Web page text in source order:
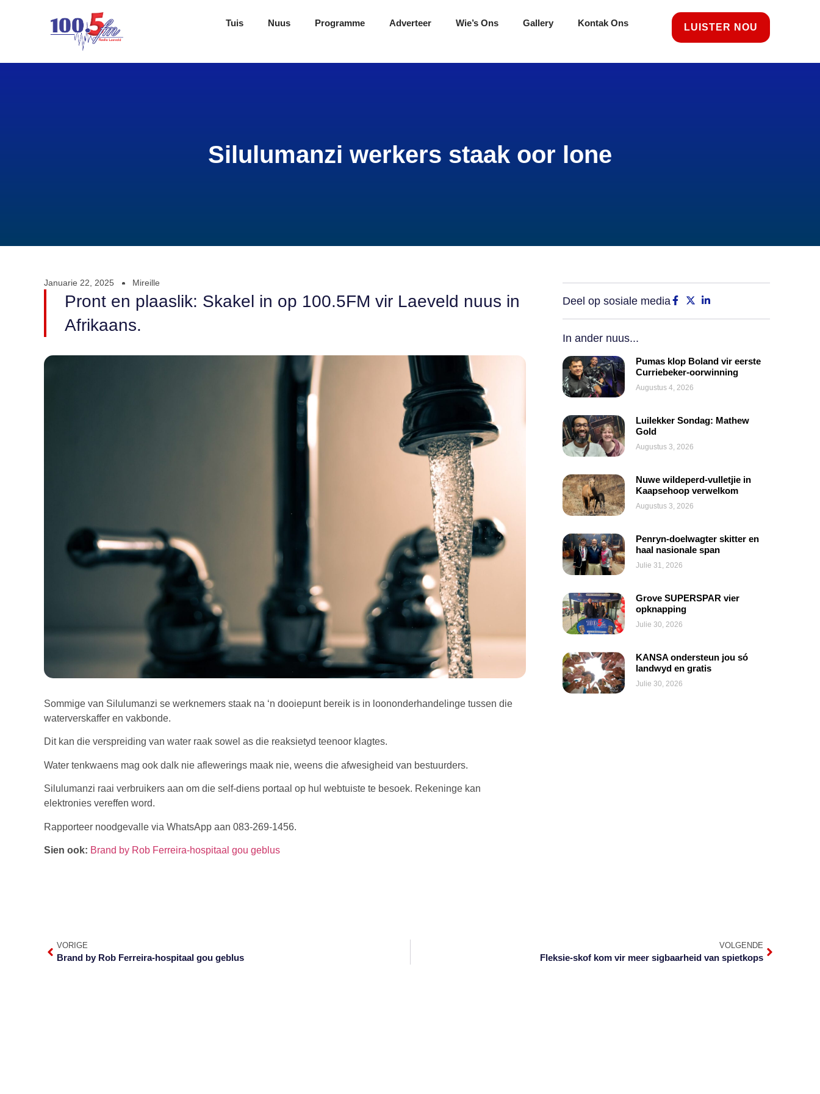
Tuis Nuus Programme Adverteer Wie’s Ons Gallery Kontak Ons LUISTER NOU
Silulumanzi werkers staak oor lone
Januarie 22, 2025 Mireille
Pront en plaaslik: Skakel in op 100.5FM vir Laeveld nuus in
Afrikaans.
Sommige van Silulumanzi se werknemers staak na ‘n dooiepunt bereik is in loononderhandelinge tussen die
waterverskaffer en vakbonde.
Dit kan die verspreiding van water raak sowel as die reaksietyd teenoor klagtes.
Water tenkwaens mag ook dalk nie aflewerings maak nie, weens die afwesigheid van bestuurders.
Silulumanzi raai verbruikers aan om die self-diens portaal op hul webtuiste te besoek. Rekeninge kan
elektronies vereffen word.
Rapporteer noodgevalle via WhatsApp aan 083-269-1456.
Sien ook: Brand by Rob Ferreira-hospitaal gou geblus
Deel op sosiale media
In ander nuus...
Pumas klop Boland vir eerste
Curriebeker-oorwinning
Augustus 4, 2026
Luilekker Sondag: Mathew
Gold
Augustus 3, 2026
Nuwe wildeperd-vulletjie in
Kaapsehoop verwelkom
Augustus 3, 2026
Penryn-doelwagter skitter en
haal nasionale span
Julie 31, 2026
Grove SUPERSPAR vier
opknapping
Julie 30, 2026
KANSA ondersteun jou só
landwyd en gratis
Julie 30, 2026
VORIGE
Brand by Rob Ferreira-hospitaal gou geblus
VOLGENDE
Fleksie-skof kom vir meer sigbaarheid van spietkops